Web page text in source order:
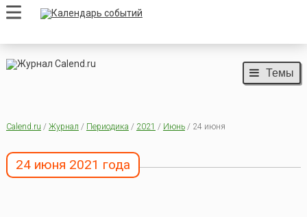
Темы
Calend.ru / Журнал / Периодика / 2021 / Июнь/ 24 июня
24 июня 2021 года